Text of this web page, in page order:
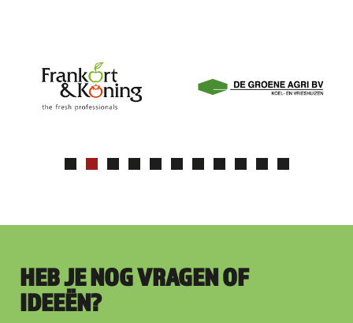
HEB JE NOG VRAGEN OF
IDEEËN?